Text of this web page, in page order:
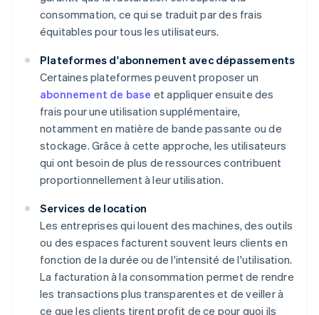
consommation, ce qui se traduit par des frais
équitables pour tous les utilisateurs.
Plateformes d'abonnement avec dépassements
Certaines plateformes peuvent proposer un
abonnement de base et appliquer ensuite des
frais pour une utilisation supplémentaire,
notamment en matière de bande passante ou de
stockage. Grâce à cette approche, les utilisateurs
qui ont besoin de plus de ressources contribuent
proportionnellement à leur utilisation.
Services de location
Les entreprises qui louent des machines, des outils
ou des espaces facturent souvent leurs clients en
fonction de la durée ou de l'intensité de l'utilisation.
La facturation à la consommation permet de rendre
les transactions plus transparentes et de veiller à
ce que les clients tirent profit de ce pour quoi ils